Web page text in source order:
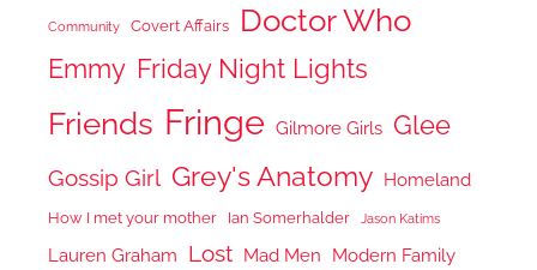
Community Covert Affairs Doctor Who
Emmy Friday Night Lights
Friends Fringe Gilmore Girls Glee
Gossip Girl Grey's Anatomy Homeland
How I met your mother Ian Somerhalder Jason Katims
Lauren Graham Lost Mad Men Modern Family